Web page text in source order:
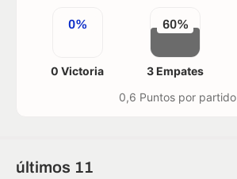
0%
0 Victoria
60%
3 Empates
0,6 Puntos por partido
últimos 11